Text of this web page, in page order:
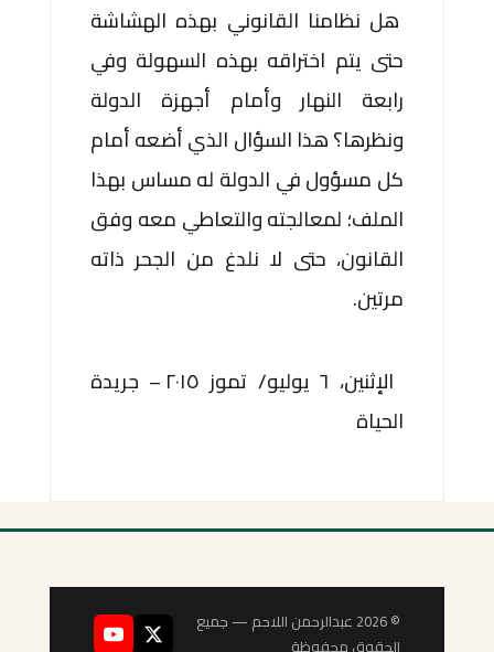
هل نظامنا القانوني بهذه الهشاشة
حتى يتم اختراقه بهذه السهولة وفي
رابعة النهار وأمام أجهزة الدولة
ونظرها؟ هذا السؤال الذي أضعه أمام
كل مسؤول في الدولة له مساس بهذا
الملف؛ لمعالجته والتعاطي معه وفق
القانون، حتى لا نلدغ من الجحر ذاته
مرتين.
الإثنين، ٦ يوليو/ تموز ٢٠١٥ – جريدة
الحياة
© 2026 عبدالرحمن اللاحم — جميع
الحقوق محفوظة